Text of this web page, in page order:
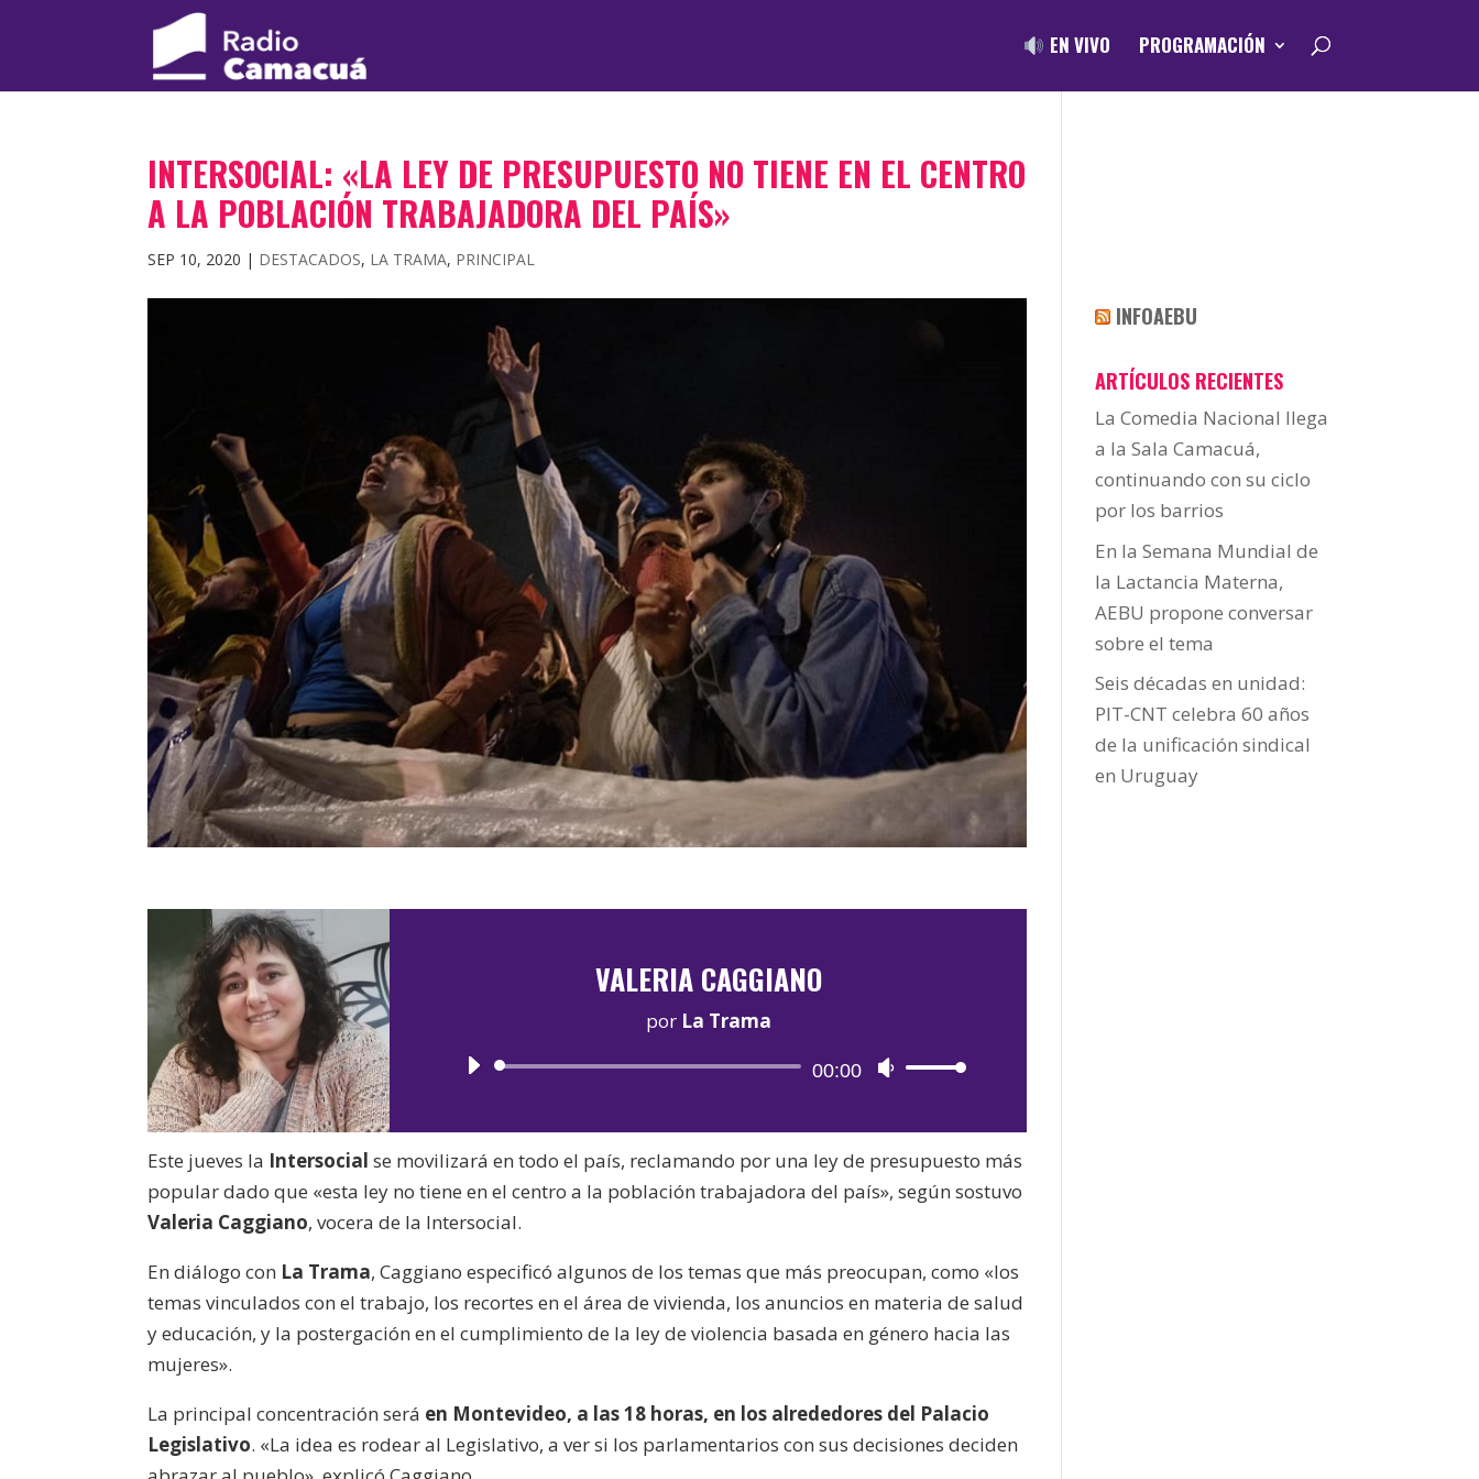
EN VIVO PROGRAMACIÓN
INTERSOCIAL: «LA LEY DE PRESUPUESTO NO TIENE EN EL CENTRO
A LA POBLACIÓN TRABAJADORA DEL PAÍS»
SEP 10, 2020 | DESTACADOS, LA TRAMA, PRINCIPAL
VALERIA CAGGIANO
por La Trama
Reproductor
audio
00:00
Utiliza
teclas
de
flecha
aumentar
o
disminuir
volumen.
Este jueves la Intersocial se movilizará en todo el país, reclamando por una ley de presupuesto más
popular dado que «esta ley no tiene en el centro a la población trabajadora del país», según sostuvo
Valeria Caggiano, vocera de la Intersocial.
En diálogo con La Trama, Caggiano especificó algunos de los temas que más preocupan, como «los
temas vinculados con el trabajo, los recortes en el área de vivienda, los anuncios en materia de salud
y educación, y la postergación en el cumplimiento de la ley de violencia basada en género hacia las
mujeres».
La principal concentración será en Montevideo, a las 18 horas, en los alrededores del Palacio
Legislativo. «La idea es rodear al Legislativo, a ver si los parlamentarios con sus decisiones deciden
INFOAEBU
ARTÍCULOS RECIENTES
La Comedia Nacional llega
a la Sala Camacuá,
continuando con su ciclo
por los barrios
En la Semana Mundial de
la Lactancia Materna,
AEBU propone conversar
sobre el tema
Seis décadas en unidad:
PIT-CNT celebra 60 años
de la unificación sindical
en Uruguay